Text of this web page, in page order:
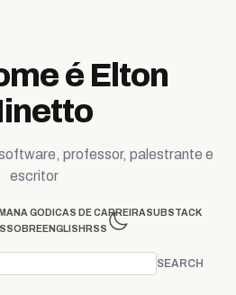
é Elton
professor, palestrante e
escritor
GO DICAS DE CARREIRASUBSTACK
SOBREENGLISH RSS
SEARCH